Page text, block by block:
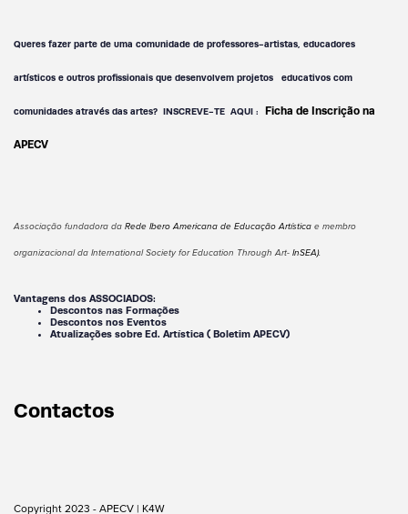
Queres fazer parte de uma comunidade de professores-artistas, educadores
artísticos e outros profissionais que desenvolvem projetos educativos com
comunidades através das artes? INSCREVE-TE AQUI : Ficha de Inscrição na
APECV
Associação fundadora da Rede Ibero Americana de Educação Artística e membro
organizacional da International Society for Education Through Art- InSEA).
Vantagens dos ASSOCIADOS:
Descontos nas Formações
Descontos nos Eventos
Atualizações sobre Ed. Artística ( Boletim APECV)
Contactos
Copyright 2023 - APECV | K4W